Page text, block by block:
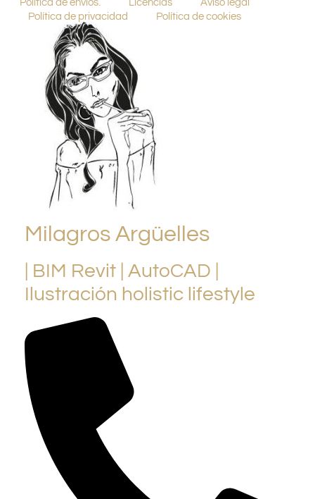
Milagros Argüelles
| BIM Revit | AutoCAD |
Ilustración holistic lifestyle
Política de envíos.
Licencias
Aviso legal
Política de privacidad
Política de cookies